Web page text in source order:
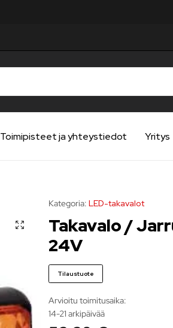
Toimipisteet ja yhteystiedot Yritys
Kategoria: LED-takavalot
Takavalo /
24V
Tilaustuote
Arvioitu toimitusaika:
14-21 arkipäivää